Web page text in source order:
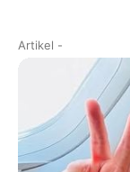
Artikel -